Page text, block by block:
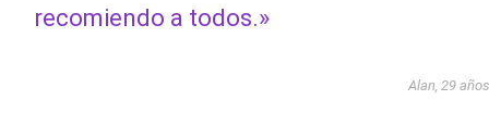
recomiendo a todos.»
Alan, 29 años